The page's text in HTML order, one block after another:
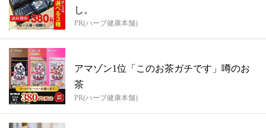
し。
PR(ハーブ健康本舗)
アマゾン1位「このお茶ガチです」噂のお
茶
PR(ハーブ健康本舗)